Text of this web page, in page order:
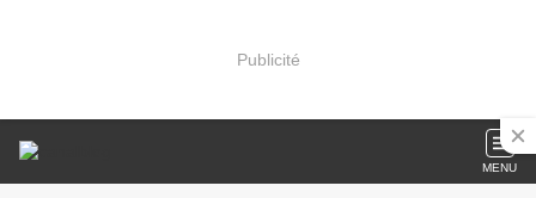
Publicité
MENU